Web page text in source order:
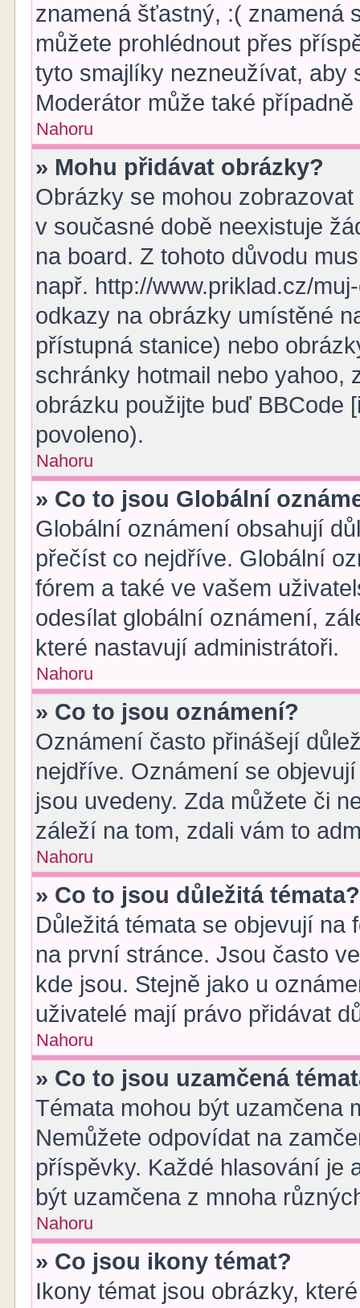
znamená šťastný, :( znamená
můžete prohlédnout přes
tyto smajlíky nezneužívat, aby
Moderátor může také
Nahoru
» Mohu přidávat obrázky?
Obrázky se mohou
v současné době neexistuje
na board. Z tohoto důvodu
např. http://www.priklad.cz/
odkazy na obrázky umístěné
přístupná stanice) nebo
schránky hotmail nebo yahoo,
obrázku použijte buď BBCode
povoleno).
Nahoru
» Co to jsou Globální
Globální oznámení obsahují
přečíst co nejdříve. Globální
fórem a také ve vašem
odesílat globální oznámení,
které nastavují administrátoři.
Nahoru
» Co to jsou oznámení?
Oznámení často přinášejí
nejdříve. Oznámení se
jsou uvedeny. Zda můžete či
záleží na tom, zdali vám to
Nahoru
» Co to jsou důležitá témata?
Důležitá témata se objevují na
na první stránce. Jsou často
kde jsou. Stejně jako u
uživatelé mají právo přidávat
Nahoru
» Co to jsou uzamčená
Témata mohou být uzamčena
Nemůžete odpovídat na
příspěvky. Každé hlasování je
být uzamčena z mnoha
Nahoru
» Co jsou ikony témat?
Ikony témat jsou obrázky,